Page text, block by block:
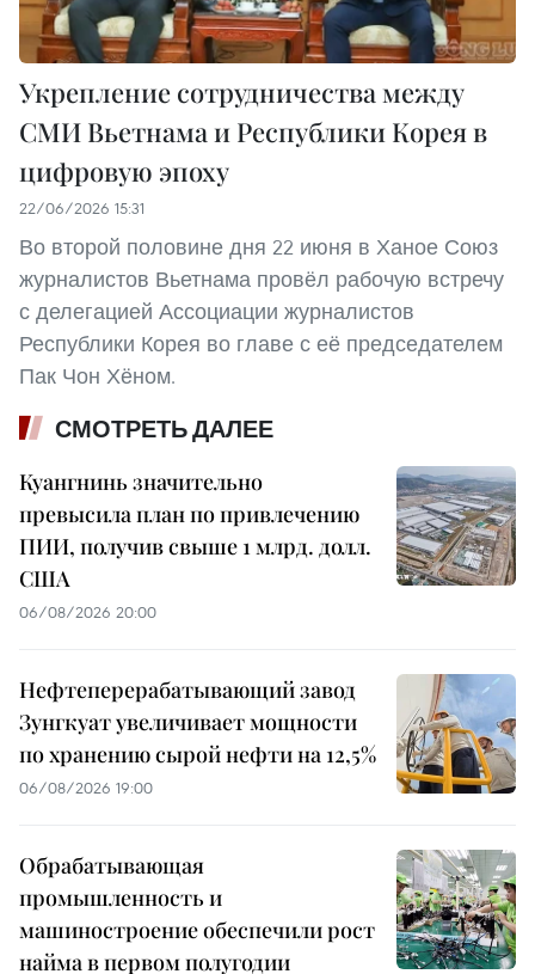
Укрепление сотрудничества между
СМИ Вьетнама и Республики Корея в
цифровую эпоху
22/06/2026 15:31
Во второй половине дня 22 июня в Ханое Союз
журналистов Вьетнама провёл рабочую встречу
с делегацией Ассоциации журналистов
Республики Корея во главе с её председателем
Пак Чон Хёном.
СМОТРЕТЬ ДАЛЕЕ
Куангнинь значительно
превысила план по привлечению
ПИИ, получив свыше 1 млрд. долл.
США
06/08/2026 20:00
Нефтеперерабатывающий завод
Зунгкуат увеличивает мощности
по хранению сырой нефти на 12,5%
06/08/2026 19:00
Обрабатывающая
промышленность и
машиностроение обеспечили рост
найма в первом полугодии